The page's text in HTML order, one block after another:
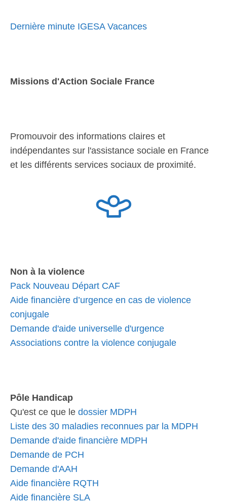
Dernière minute IGESA Vacances
Missions d'Action Sociale France
Promouvoir des informations claires et
indépendantes sur l'assistance sociale en France
et les différents services sociaux de proximité.
Non à la violence
Pack Nouveau Départ CAF
Aide financière d’urgence en cas de violence
conjugale
Demande d'aide universelle d'urgence
Associations contre la violence conjugale
Pôle Handicap
Qu'est ce que le dossier MDPH
Liste des 30 maladies reconnues par la MDPH
Demande d'aide financière MDPH
Demande de PCH
Demande d'AAH
Aide financière RQTH
Aide financière SLA